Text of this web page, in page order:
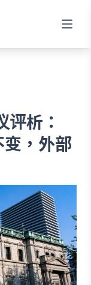
析：
，外部